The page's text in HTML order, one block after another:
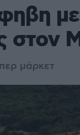
στον
μάρκετ